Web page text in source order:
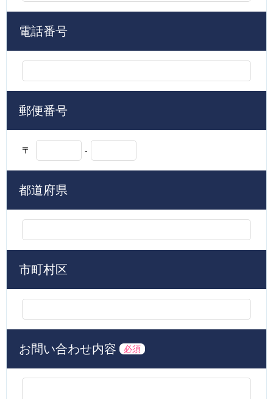
電話番号
郵便番号
〒 -
都道府県
市町村区
お問い合わせ内容 必須